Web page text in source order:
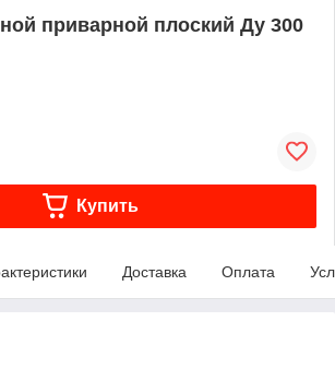
приварной плоский Ду 300
Купить
Доставка Оплата